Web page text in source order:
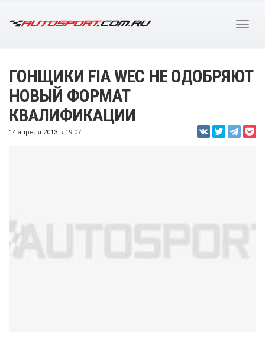
ГОНЩИКИ FIA WEC НЕ ОДОБРЯЮТ
НОВЫЙ ФОРМАТ
КВАЛИФИКАЦИИ
14 апреля 2013 в 19:07